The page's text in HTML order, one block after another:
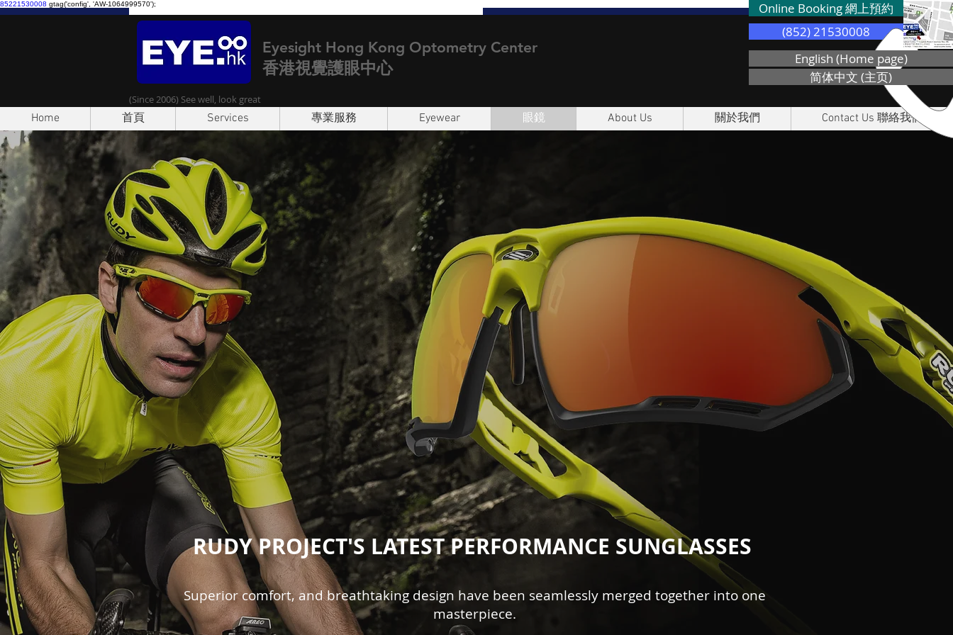
85221530008 gtag('config', 'AW-1064999570');
(852) 21530008
Online Booking 網上預約
English (Home page)
简体中文 (主页)
Eyesight Hong Kong Optometry Center
香港視覺護眼中心
(Since 2006) See well, look great
Home 首頁 Services 專業服務 Eyewear 眼鏡 About Us 關於我們 Contact Us 聯絡我們
RUDY PROJECT'S LATEST PERFORMANCE SUNGLASSES
Superior comfort, and breathtaking design have been seamlessly merged together into one
masterpiece.